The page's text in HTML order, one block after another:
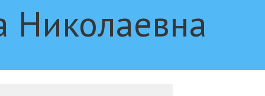
Николаевна